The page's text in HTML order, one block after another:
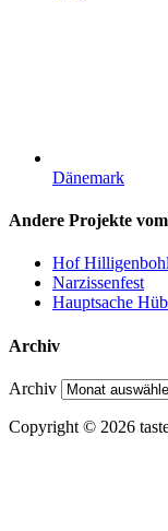
Dänemark
Andere Projekte
Hof Hilligenbohl
Narzissenfest
Hauptsache
Archiv
Archiv
Copyright © 2026